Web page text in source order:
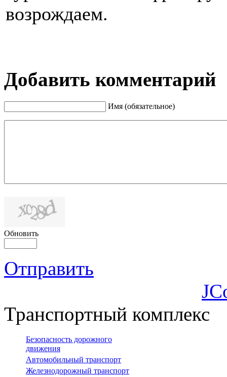
возрождаем.
Добавить комментарий
Имя (обязательное)
Обновить
Отправить
Транспортный комплекс
Безопасность дорожного
движения
Автомобильный транспорт
Железнодорожный транспорт